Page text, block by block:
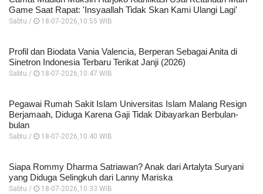
Game Saat Rapat: 'Insyaallah Tidak Skan Kami Ulangi Lagi'
Sabtu / 18-07-2026,10:55 WIB
Profil dan Biodata Vania Valencia, Berperan Sebagai Anita di
Sinetron Indonesia Terbaru Terikat Janji (2026)
Sabtu / 18-07-2026,10:47 WIB
Pegawai Rumah Sakit Islam Universitas Islam Malang Resign
Berjamaah, Diduga Karena Gaji Tidak Dibayarkan Berbulan-
bulan
Sabtu / 18-07-2026,10:40 WIB
Siapa Rommy Dharma Satriawan? Anak dari Artalyta Suryani
yang Diduga Selingkuh dari Lanny Mariska
Sabtu / 18-07-2026,10:33 WIB